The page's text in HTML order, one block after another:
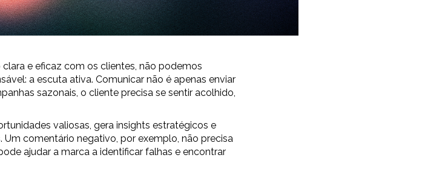
e eficaz com os clientes, não podemos
a escuta ativa. Comunicar não é apenas enviar
sazonais, o cliente precisa se sentir acolhido,
valiosas, gera insights estratégicos e
Um comentário negativo, por exemplo, não precisa
ajudar a marca a identificar falhas e encontrar